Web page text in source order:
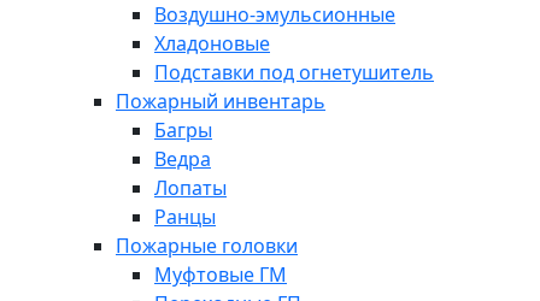
Воздушно-эмульсионные
Хладоновые
Подставки под огнетушитель
Пожарный инвентарь
Багры
Ведра
Лопаты
Ранцы
Пожарные головки
Муфтовые ГМ